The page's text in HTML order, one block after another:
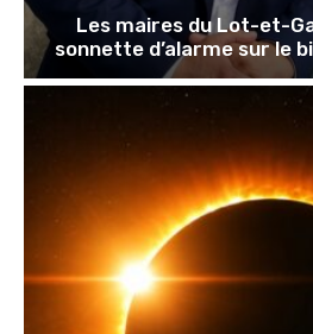
Les maires du Lot-et-
sonnette d’alarme sur le